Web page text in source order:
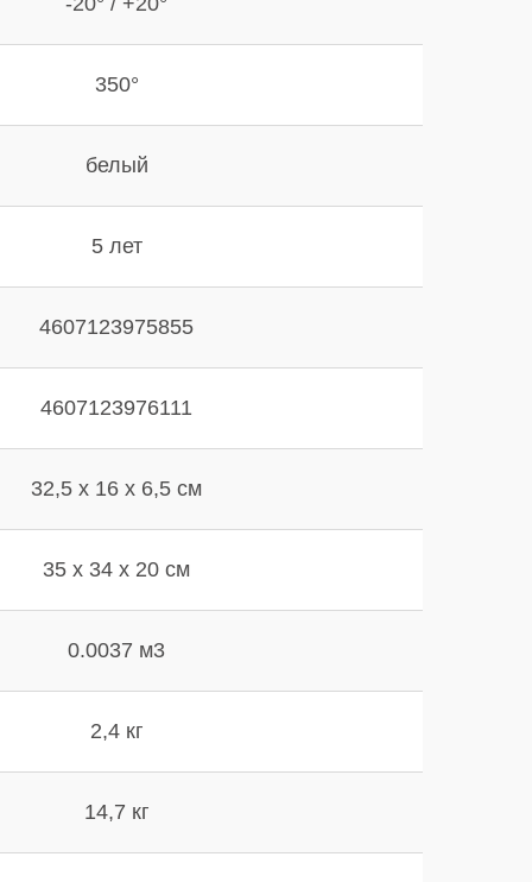
350°
белый
5 лет
4607123975855
4607123976111
32,5 х 16 х 6,5 см
35 х 34 х 20 см
0.0037 м3
2,4 кг
14,7 кг